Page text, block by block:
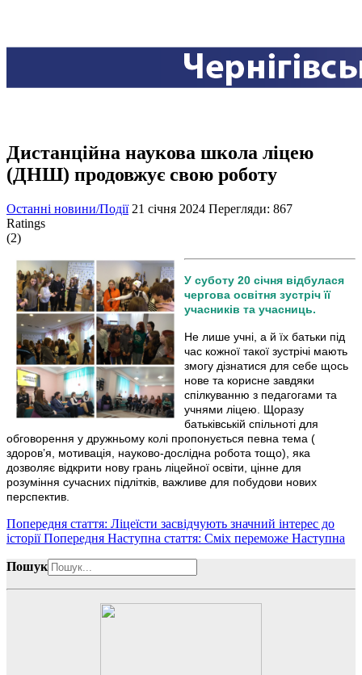
Дистанційна наукова школа ліцею
(ДНШ) продовжує свою роботу
Останні новини/Події 21 січня 2024 Перегляди: 867
Ratings
(2)
У суботу 20 січня відбулася
чергова освітня зустріч її
учасників та учасниць.
Не лише учні, а й їх батьки під
час кожної такої зустрічі мають
змогу дізнатися для себе щось
нове та корисне завдяки
спілкуванню з педагогами та
учнями ліцею. Щоразу
батьківській спільноті для
обговорення у дружньому колі пропонується певна тема (
здоров’я, мотивація, науково-дослідна робота тощо), яка
дозволяє відкрити нову грань ліцейної освіти, цінне для
розуміння сучасних підлітків, важливе для побудови нових
перспектив.
Попередня стаття: Ліцеїсти засвідчують значний інтерес до
історіїПопередня Наступна стаття: Сміх переможе Наступна
Пошук